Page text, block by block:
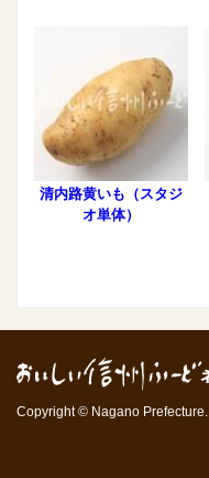
清内路黄いも（スタジ
オ単体）
Copyright © Nagano Prefecture.